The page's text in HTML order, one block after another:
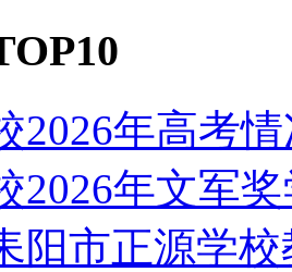
2026年高考
2026年文军
阳市正源学